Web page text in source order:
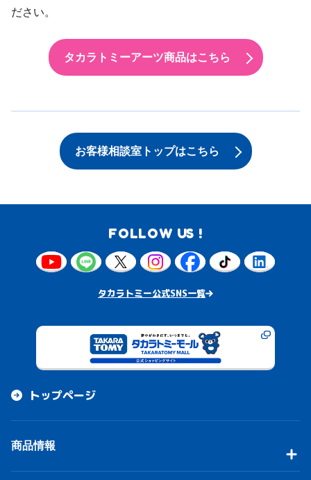
ださい。
タカラトミーアーツ商品はこちら
お客様相談室トップはこちら
FOLLOW US !
タカラトミー公式SNS一覧
トップページ
商品情報